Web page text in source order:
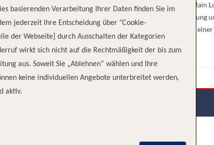
beheizten Pool und eine Swim-up-Bar, während die lebhafte Main
The Chef’s Table, wo rustikale Holzböden, moderne Beleuchtung
Wanderweg auf dem Sonnendeck, einem Fitnessraum und
Europas befahren.
basierenden Verarbeitung Ihrer Daten finden Sie im
jederzeit Ihre Entscheidung über "Cookie-
der Webseite] durch Ausschalten der Kategorien
wirkt sich nicht auf die Rechtmäßigkeit der bis zum
aus. Soweit Sie „Ablehnen“ wählen und Ihre
keine individuellen Angebote unterbreitet werden,
aktiv.